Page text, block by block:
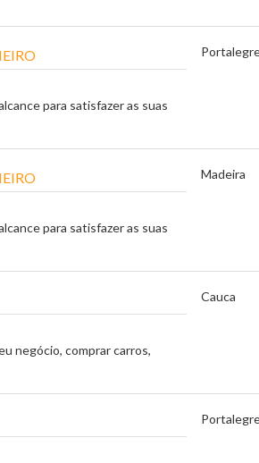
para satisfazer as suas
para satisfazer as suas
Madeira
negócio, comprar carros,
Cauca